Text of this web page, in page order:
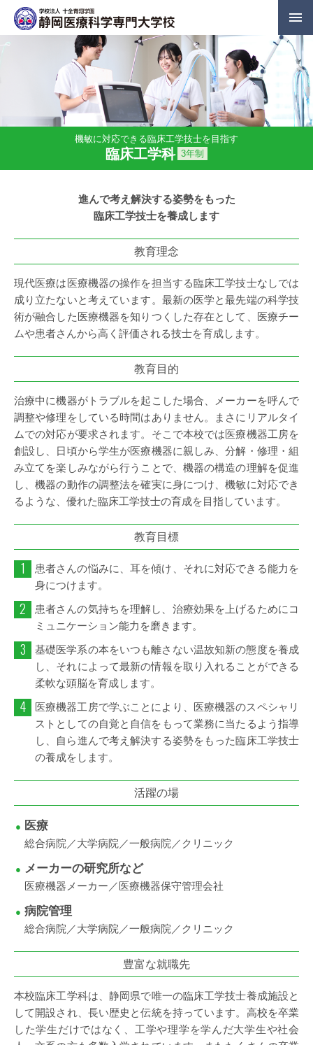
機敏に対応できる臨床工学技士を目指す
臨床工学科 3年制
進んで考え解決する姿勢をもった
臨床工学技士を養成します
教育理念
現代医療は医療機器の操作を担当する臨床工学技士なしでは
成り立たないと考えています。最新の医学と最先端の科学技
術が融合した医療機器を知りつくした存在として、医療チー
ムや患者さんから高く評価される技士を育成します。
教育目的
治療中に機器がトラブルを起こした場合、メーカーを呼んで
調整や修理をしている時間はありません。まさにリアルタイ
ムでの対応が要求されます。そこで本校では医療機器工房を
創設し、日頃から学生が医療機器に親しみ、分解・修理・組
み立てを楽しみながら行うことで、機器の構造の理解を促進
し、機器の動作の調整法を確実に身につけ、機敏に対応でき
るような、優れた臨床工学技士の育成を目指しています。
教育目標
1
患者さんの悩みに、耳を傾け、それに対応できる能力を
身につけます。
2
患者さんの気持ちを理解し、治療効果を上げるためにコ
ミュニケーション能力を磨きます。
3
基礎医学系の本をいつも離さない温故知新の態度を養成
し、それによって最新の情報を取り入れることができる
柔軟な頭脳を育成します。
4
医療機器工房で学ぶことにより、医療機器のスペシャリ
ストとしての自覚と自信をもって業務に当たるよう指導
し、自ら進んで考え解決する姿勢をもった臨床工学技士
の養成をします。
活躍の場
● 医療
総合病院／大学病院／一般病院／クリニック
● メーカーの研究所など
医療機器メーカー／医療機器保守管理会社
● 病院管理
総合病院／大学病院／一般病院／クリニック
豊富な就職先
本校臨床工学科は、静岡県で唯一の臨床工学技士養成施設と
して開設され、長い歴史と伝統を持っています。高校を卒業
した学生だけではなく、工学や理学を学んだ大学生や社会